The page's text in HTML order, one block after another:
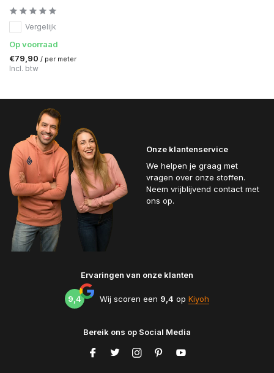
Vergelijk
Op voorraad
€79,90 / per meter
Incl. btw
Onze klantenservice
We helpen je graag met
vragen over onze stoffen.
Neem vrijblijvend contact met
ons op.
Ervaringen van onze klanten
9,4 Wij scoren een 9,4 op Kiyoh
Bereik ons op Social Media